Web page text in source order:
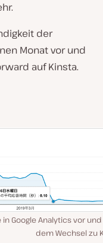
der
Monat vor und
auf Kinsta.
Google Analytics vor
dem Wechsel zu